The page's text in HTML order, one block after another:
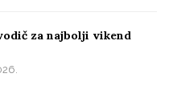
za najbolji vikend